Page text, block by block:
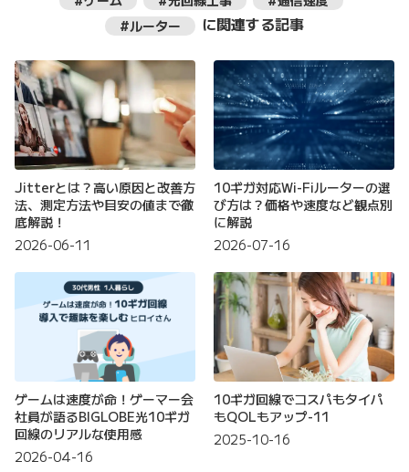
#ルーター
に関連する記事
Jitterとは？高い原因と改善方
法、測定方法や目安の値まで徹
底解説！
2026-06-11
10ギガ対応Wi-Fiルーターの選
び方は？価格や速度など観点別
に解説
2026-07-16
ゲームは速度が命！ゲーマー会
社員が語るBIGLOBE光10ギガ
回線のリアルな使用感
2026-04-16
10ギガ回線でコスパもタイパ
もQOLもアップ-11
2025-10-16